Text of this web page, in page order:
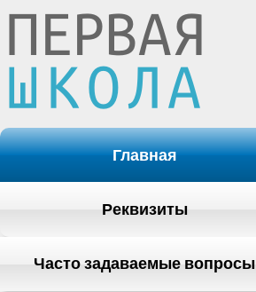
Главная
Реквизиты
Часто задаваемые вопросы